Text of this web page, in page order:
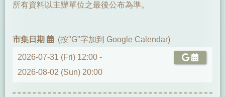
所有資料以主辦單位之最後公布為準。
市集日期 (按"G"字加到 Google Calendar)
2026-07-31 (Fri) 12:00 -
2026-08-02 (Sun) 20:00